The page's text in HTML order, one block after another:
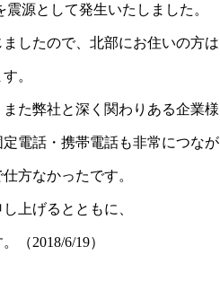
源として発生いたしました。
したので、北部にお住いの方は
。
た弊社と深く関わりある企業様
電話・携帯電話も非常につなが
方なかったです。
上げるとともに、
（2018/6/19）